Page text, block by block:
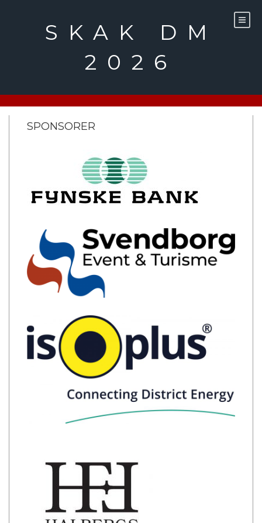
SKAK DM
2026
SPONSORER